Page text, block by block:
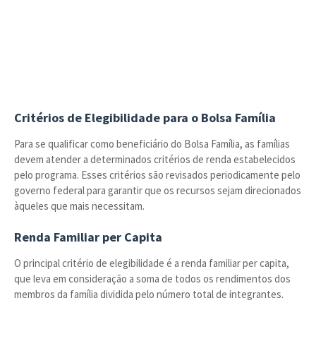
Critérios de Elegibilidade para o Bolsa Família
Para se qualificar como beneficiário do Bolsa Família, as famílias
devem atender a determinados critérios de renda estabelecidos
pelo programa. Esses critérios são revisados periodicamente pelo
governo federal para garantir que os recursos sejam direcionados
àqueles que mais necessitam.
Renda Familiar per Capita
O principal critério de elegibilidade é a renda familiar per capita,
que leva em consideração a soma de todos os rendimentos dos
membros da família dividida pelo número total de integrantes.